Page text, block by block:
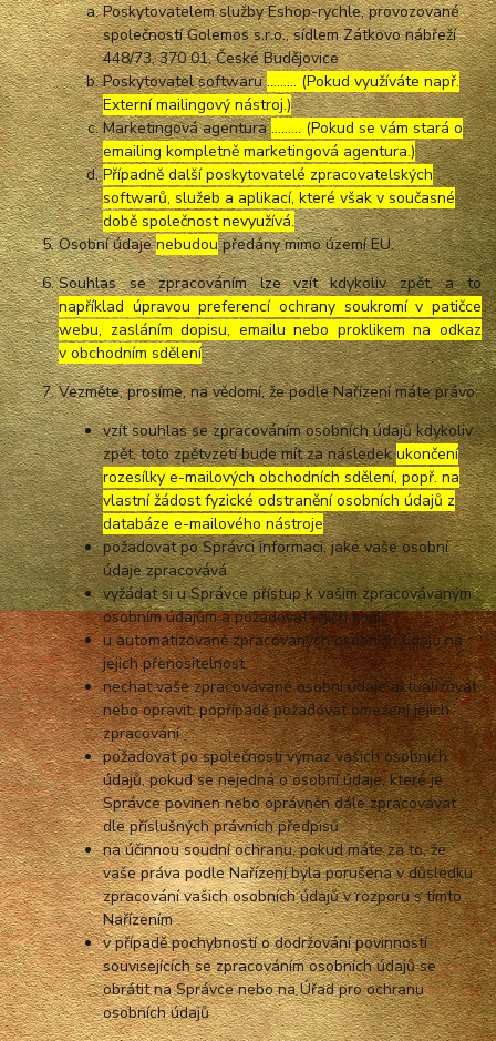
Poskytovatelem služby Eshop-rychle, provozované
společností Golemos s.r.o., sídlem Zátkovo nábřeží
448/73, 370 01, České Budějovice
Poskytovatel softwaru……… (Pokud využíváte např.
Externí mailingový nástroj.)
Marketingová agentura……… (Pokud se vám stará o
emailing kompletně marketingová agentura.)
Případně další poskytovatelé zpracovatelských
softwarů, služeb a aplikací, které však v současné
době společnost nevyužívá.
Osobní údajenebudoupředány mimo území EU.
Souhlas se zpracováním lze vzít kdykoliv zpět, a to
například úpravou preferencí ochrany soukromí v patičce
webu, zasláním dopisu, emailu nebo proklikem na odkaz
v obchodním sdělení.
Vezměte, prosíme, na vědomí, že podle Nařízení máte právo:
vzít souhlas se zpracováním osobních údajů kdykoliv
zpět, toto zpětvzetí bude mít za následekukončení
rozesílky e-mailových obchodních sdělení, popř. na
vlastní žádost fyzické odstranění osobních údajů z
databáze e-mailového nástroje
požadovat po Správci informaci, jaké vaše osobní
údaje zpracovává
vyžádat si u Správce přístup k vašim zpracovávaným
osobním údajům a požadovat jejich kopii
u automatizovaně zpracovaných osobních údajů na
jejich přenositelnost
nechat vaše zpracovávané osobní údaje aktualizovat
nebo opravit, popřípadě požadovat omezení jejich
zpracování
požadovat po společnosti výmaz vašich osobních
údajů, pokud se nejedná o osobní údaje, které je
Správce povinen nebo oprávněn dále zpracovávat
dle příslušných právních předpisů
na účinnou soudní ochranu, pokud máte za to, že
vaše práva podle Nařízení byla porušena v důsledku
zpracování vašich osobních údajů v rozporu s tímto
Nařízením
v případě pochybností o dodržování povinností
souvisejících se zpracováním osobních údajů se
obrátit na Správce nebo na Úřad pro ochranu
osobních údajů